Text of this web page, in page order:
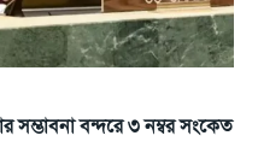
সম্ভাবনা বন্দরে ৩ নম্বর সংকেত